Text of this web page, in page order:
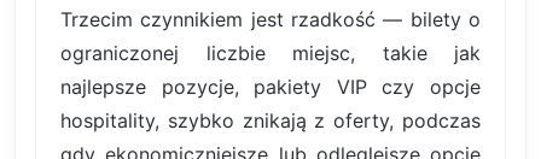
Trzecim czynnikiem jest rzadkość — bilety o
ograniczonej liczbie miejsc, takie jak
najlepsze pozycje, pakiety VIP czy opcje
hospitality, szybko znikają z oferty, podczas